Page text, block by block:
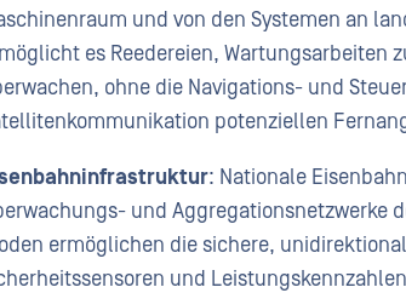
und von den Systemen an
es Reedereien, Wartungsarbeiten
ohne die Navigations- und
potenziellen
: Nationale
und Aggregationsnetzwerke
ermöglichen die sichere,
und